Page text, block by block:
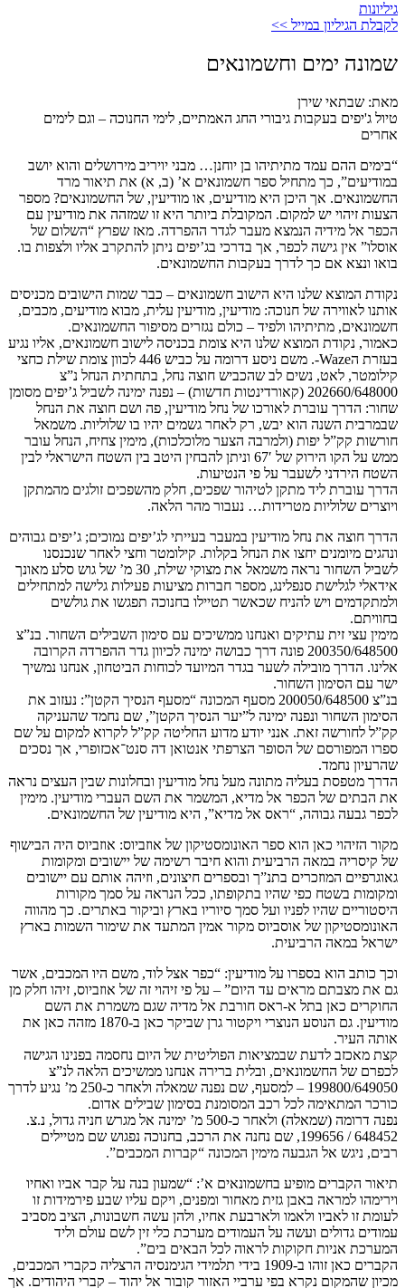
גיליונות
לקבלת הגיליון במייל >>
שמונה ימים וחשמונאים
מאת: שבתאי שירן
טיול ג'יפים בעקבות גיבורי החג האמתיים, לימי החנוכה – וגם לימים
אחרים
“בימים ההם עמד מתיתיהו בן יוחנן… מבני יויריב מירושלים והוא יושב
במודיעים”, כך מתחיל ספר חשמונאים א’ (ב, א) את תיאור מרד
החשמונאים. אך היכן היא מודיעים, או מודיעין, של החשמונאים? מספר
הצעות זיהוי יש למקום. המקובלת ביותר היא זו שמזהה את מודיעין עם
הכפר אל מידיה הנמצא מעבר לגדר ההפרדה. מאז שפרץ “השלום של
אוסלו” אין גישה לכפר, אך בדרכי בג’יפים ניתן להתקרב אליו ולצפות בו.
בואו ונצא אם כך לדרך בעקבות החשמונאים.
נקודת המוצא שלנו היא הישוב חשמונאים – כבר שמות הישובים מכניסים
אותנו לאווירה של חנוכה: מודיעין, מודיעין עלית, מבוא מודיעים, מכבים,
חשמונאים, מתיתיהו ולפיד – כולם נגזרים מסיפור החשמונאים.
כאמור, נקודת המוצא שלנו היא צומת בכניסה לישוב חשמונאים, אליו נגיע
בעזרת הWaze-. משם ניסע דרומה על כביש 446 לכוון צומת שילת כחצי
קילומטר, לאט, נשים לב שהכביש חוצה נחל, בתחתית הנחל נ”צ
202660/648000 (קאורדינטות חדשות) – נפנה ימינה לשביל ג’יפים מסומן
שחור: הדרך עוברת לאורכו של נחל מודיעין, פה ושם חוצה את הנחל
שבמרבית השנה הוא יבש, רק לאחר גשמים יהיו בו שלוליות. משמאל
חורשות קק”ל יפות (ולמרבה הצער מלוכלכות), מימין צחיח, הנחל עובר
ממש על הקו הירוק של 67′ וניתן להבחין היטב בין השטח הישראלי לבין
השטח הירדני לשעבר על פי הנטיעות.
הדרך עוברת ליד מתקן לטיהור שפכים, חלק מהשפכים זולגים מהמתקן
ויוצרים שלוליות מטרידות… נעבור מהר הלאה.
הדרך חוצה את נחל מודיעין במעבר בעייתי לג’יפים נמוכים; ג’יפים גבוהים
ונהגים מיומנים יחצו את הנחל בקלות. קילומטר וחצי לאחר שנכנסנו
לשביל השחור נראה משמאל את מצוקי שילת, 30 מ’ של גוש סלע מאונך
אידאלי לגלישת סנפלינג, מספר חברות מציעות פעילות גלישה למתחילים
ולמתקדמים ויש להניח שכאשר תטיילו בחנוכה תפגשו את גולשים
בחוויתם.
מימין עצי זית עתיקים ואנחנו ממשיכים עם סימון השבילים השחור. בנ”צ
200350/648500 פונה דרך כבושה ימינה לכיוון גדר ההפרדה הקרובה
אלינו. הדרך מובילה לשער בגדר המיועד לכוחות הביטחון, אנחנו נמשיך
ישר עם הסימון השחור.
בנ”צ 200050/648500 מסעף המכונה “מסעף הנסיך הקטן”: נעזוב את
הסימון השחור ונפנה ימינה ל”יער הנסיך הקטן”, שם נחמד שהעניקה
קק”ל לחורשה זאת. אנני יודע מדוע החליטה קק”ל לקרוא למקום על שם
ספרו המפורסם של הסופר הצרפתי אנטואן דה סנט־אכזופרי, אך נסכים
שהרעיון נחמד.
הדרך מטפסת בעליה מתונה מעל נחל מודיעין ובחלונות שבין העצים נראה
את הבתים של הכפר אל מדיא, המשמר את השם העברי מודיעין. מימין
לכפר גבעה גבוהה, “ראס אל מדיא”, היא מודיעין של החשמונאים.
מקור הזיהוי כאן הוא ספר האונומסטיקון של אוזביוס: אוזביוס היה הבישוף
של קיסריה במאה הרביעית והוא חיבר רשימה של יישובים ומקומות
גאוגרפיים המוזכרים בתנ”ך ובספרים חיצונים, וזיהה אותם עם יישובים
ומקומות בשטח כפי שהיו בתקופתו, ככל הנראה על סמך מקורות
היסטוריים שהיו לפניו ועל סמך סיוריו בארץ וביקור באתרים. כך מהווה
האונומסטיקון של אוסביוס מקור אמין המתעד את שימור השמות בארץ
ישראל במאה הרביעית.
וכך כותב הוא בספרו על מודיעין: “כפר אצל לוד, משם היו המכבים, אשר
גם את מצבתם מראים עד היום” – על פי זיהוי זה של אוזביוס, זיהו חלק מן
החוקרים כאן בתל א-ראס חורבת אל מדיה שגם משמרת את השם
מודיעין. גם הנוסע הנוצרי ויקטור גרן שביקר כאן ב-1870 מזהה כאן את
אותה העיר.
קצת מאכזב לדעת שבמציאות הפוליטית של היום נחסמה בפנינו הגישה
לכפרם של החשמונאים, ובלית ברירה אנחנו ממשיכים הלאה לנ”צ
199800/649050 – למסעף, שם נפנה שמאלה ולאחר כ-250 מ’ נגיע לדרך
כורכר המתאימה לכל רכב המסומנת בסימון שבילים אדום.
נפנה דרומה (שמאלה) ולאחר כ-500 מ’ ימינה אל מגרש חניה גדול, נ.צ.
648452 / 199656, שם נחנה את הרכב, בחנוכה נפגוש שם מטיילים
רבים, ניגש אל הגבעה מימין המכונה “קברות המכבים”.
תיאור הקברים מופיע בחשמונאים א’: “שמעון בנה על קבר אביו ואחיו
וירימהו למראה באבן גזית מאחור ומפנים, ויקם עליו שבע פירמידות זו
לעומת זו לאביו ולאמו ולארבעת אחיו, ולהן עשה חשבונות, הציב מסביב
עמודים גדולים ועשה על העמודים מערכת כלי זין לשם עולם וליד
המערכת אניות חקוקות לראוה לכל הבאים בים”.
הקברים כאן זוהו ב-1909 בידי תלמידי הגימנסיה הרצליה כקברי המכבים,
מכיון שהמקום נקרא בפי ערביי האזור קובור אל יהוד – קברי היהודים. אך